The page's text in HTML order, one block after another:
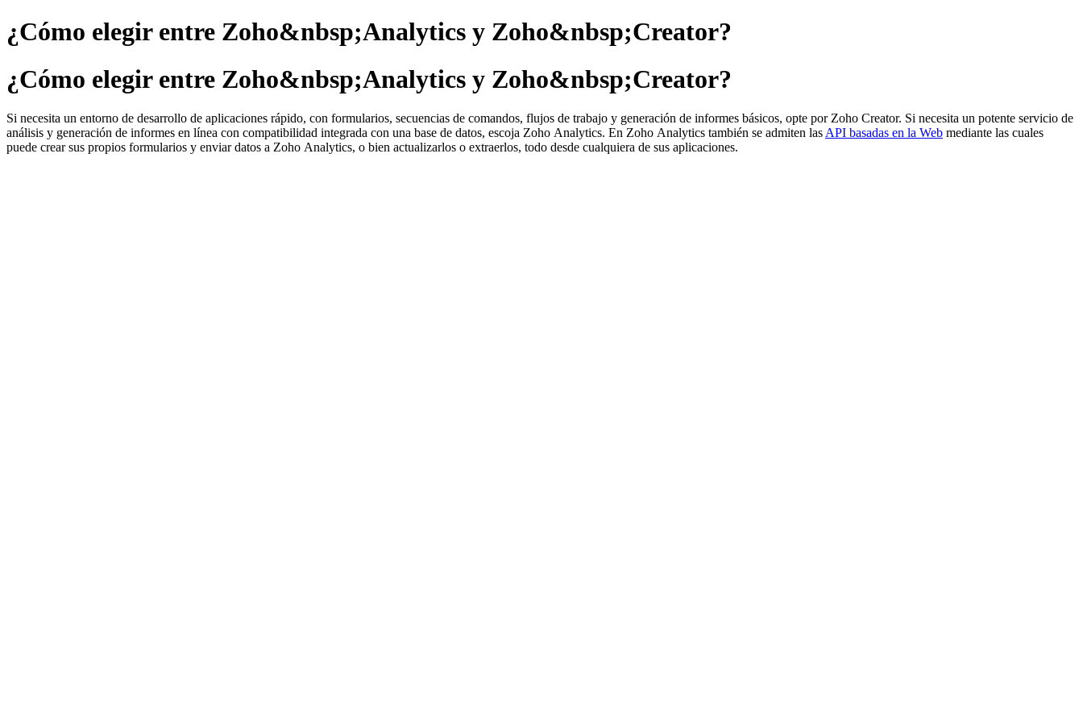
¿Cómo elegir entre Zoho&nbsp;Analytics y Zoho&nbsp;Creator?
¿Cómo elegir entre Zoho&nbsp;Analytics y Zoho&nbsp;Creator?
Si necesita un entorno de desarrollo de aplicaciones rápido, con formularios, secuencias de comandos, flujos de trabajo y generación de informes básicos, opte por Zoho Creator. Si necesita un potente servicio de
análisis y generación de informes en línea con compatibilidad integrada con una base de datos, escoja Zoho Analytics. En Zoho Analytics también se admiten las API basadas en la Web mediante las cuales
puede crear sus propios formularios y enviar datos a Zoho Analytics, o bien actualizarlos o extraerlos, todo desde cualquiera de sus aplicaciones.